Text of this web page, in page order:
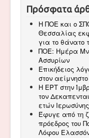
Πρόσφατα
Η ΠΟΕ και ο
Θεσσαλίας
για το θάνατο
ΠΟΕ: Ημέρα
Ασσυρίων
Επικήδειος
στον
Η ΕΡΤ στην
τον
ετών
Έφυγε από τη
πρόεδρος του
Λόφου